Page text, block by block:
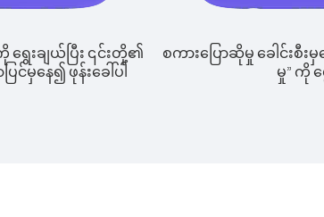
းချယ်ပြီး ၎င်းတို့၏
မှနေ၍ ဖုန်းခေါ်ပါ
စကားပြောဆိုမှု ခေါင်းစီးမှ
မှု” ကို ရွ